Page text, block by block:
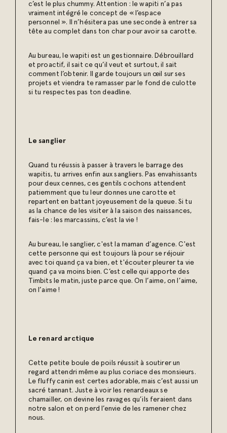
c’est le plus chummy. Attention : le wapiti n’a pas
vraiment intégré le concept de « l’espace
personnel ». Il n’hésitera pas une seconde à entrer sa
tête au complet dans ton char pour avoir sa carotte.
Au bureau, le wapiti est un gestionnaire. Débrouillard
et proactif, il sait ce qu’il veut et surtout, il sait
comment l’obtenir. Il garde toujours un œil sur ses
projets et viendra te ramasser par le fond de culotte
si tu respectes pas ton deadline.
Le sanglier
Quand tu réussis à passer à travers le barrage des
wapitis, tu arrives enfin aux sangliers. Pas envahissants
pour deux cennes, ces gentils cochons attendent
patiemment que tu leur donnes une carotte et
repartent en battant joyeusement de la queue. Si tu
as la chance de les visiter à la saison des naissances,
fais-le : les marcassins, c’est la vie !
Au bureau, le sanglier, c'est la maman d’agence. C'est
cette personne qui est toujours là pour se réjouir
avec toi quand ça va bien, et t'écouter pleurer ta vie
quand ça va moins bien. C’est celle qui apporte des
Timbits le matin, juste parce que. On l’aime, on l’aime,
on l’aime !
Le renard arctique
Cette petite boule de poils réussit à soutirer un
regard attendri même au plus coriace des monsieurs.
Le fluffy canin est certes adorable, mais c’est aussi un
sacré tannant. Juste à voir les renardeaux se
chamailler, on devine les ravages qu’ils feraient dans
notre salon et on perd l’envie de les ramener chez
nous.